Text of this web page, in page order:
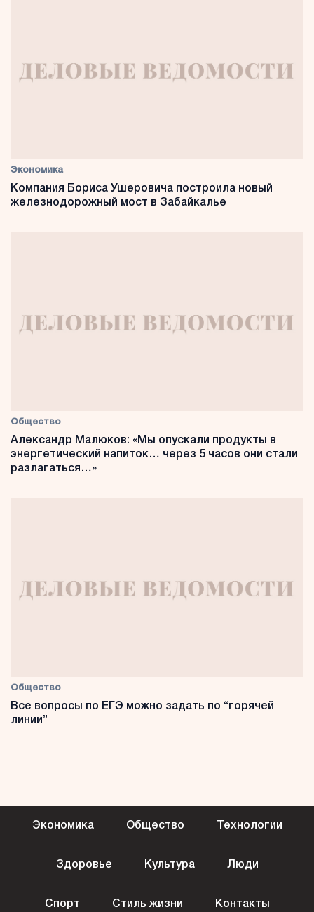
Экономика
Компания Бориса Ушеровича построила новый
железнодорожный мост в Забайкалье
Общество
Александр Малюков: «Мы опускали продукты в
энергетический напиток… через 5 часов они стали
разлагаться…»
Общество
Все вопросы по ЕГЭ можно задать по “горячей
линии”
Экономика Общество Технологии
Здоровье Культура Люди
Спорт Стиль жизни Контакты